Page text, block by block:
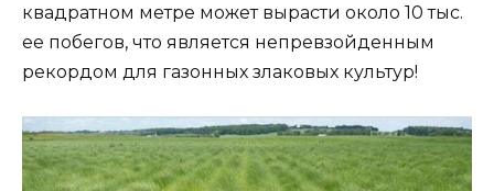
квадратном метре может вырасти около 10 тыс.
ее побегов, что является непревзойденным
рекордом для газонных злаковых культур!